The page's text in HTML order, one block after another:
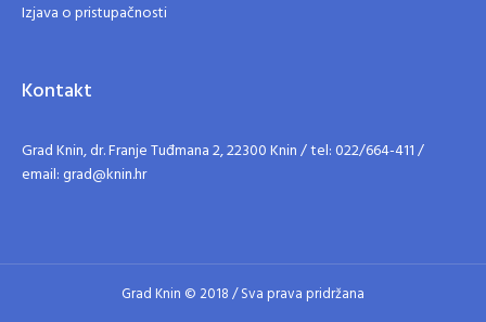
Izjava o pristupačnosti
Kontakt
Grad Knin, dr. Franje Tuđmana 2, 22300 Knin / tel: 022/664-411 /
email: grad@knin.hr
Grad Knin © 2018 / Sva prava pridržana